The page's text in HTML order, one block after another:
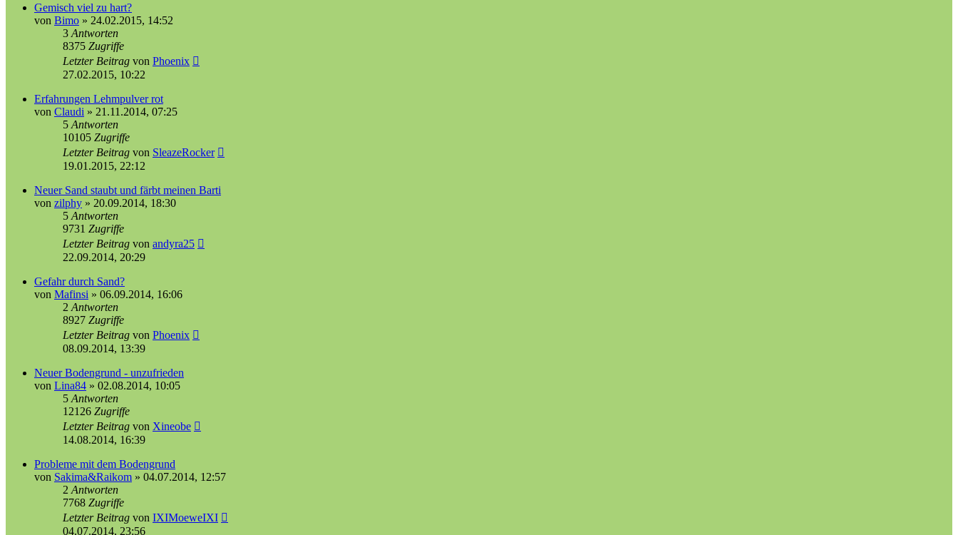
Gemisch viel zu hart?
von Bimo » 24.02.2015, 14:52
3 Antworten
8375 Zugriffe
Letzter Beitrag von Phoenix
27.02.2015, 10:22
Erfahrungen Lehmpulver rot
von Claudi » 21.11.2014, 07:25
5 Antworten
10105 Zugriffe
Letzter Beitrag von SleazeRocker
19.01.2015, 22:12
Neuer Sand staubt und färbt meinen Barti
von zilphy » 20.09.2014, 18:30
5 Antworten
9731 Zugriffe
Letzter Beitrag von andyra25
22.09.2014, 20:29
Gefahr durch Sand?
von Mafinsi » 06.09.2014, 16:06
2 Antworten
8927 Zugriffe
Letzter Beitrag von Phoenix
08.09.2014, 13:39
Neuer Bodengrund - unzufrieden
von Lina84 » 02.08.2014, 10:05
5 Antworten
12126 Zugriffe
Letzter Beitrag von Xineobe
14.08.2014, 16:39
Probleme mit dem Bodengrund
von Sakima&Raikom » 04.07.2014, 12:57
2 Antworten
7768 Zugriffe
Letzter Beitrag von IXIMoeweIXI
04.07.2014, 23:56